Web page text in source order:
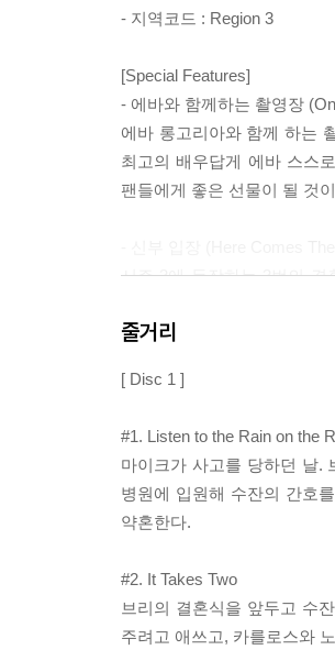
- 지역코드 : Region 3
[Special Features]
- 에바와 함께하는 촬영장
에바 롱고리아와 함께 하는
최고의 배우답게 에바 스스
팬들에게 좋은 선물이 될 것
시즌 3에 등장하는 3번의 결
<위기의 주부들> 스페인어
- 소중한 장면의 추억들
각 캐릭터들이 얘기하는 시
제작자인 마크 체리가 뽑은
소개한다.
줄거리
[ Disc 1 ]
#1. Listen to the Rain on the
마이크가 사고를 당하던 날.
병원에 입원해 수잔의 간호
약혼한다.
#2. It Takes Two
브리의 결혼식을 앞두고 수
주려고 애쓰고, 카를로스와